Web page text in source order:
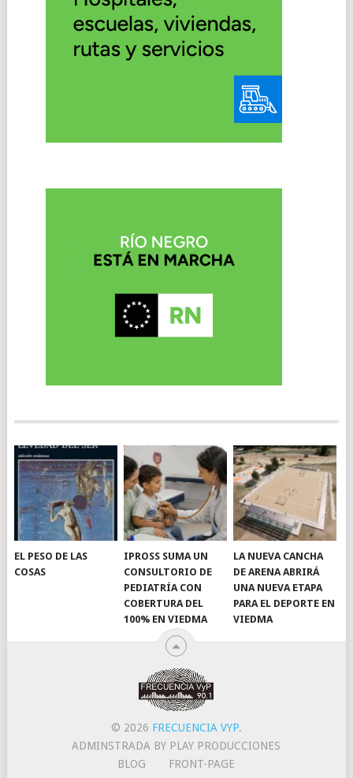
EL PESO DE LAS
COSAS
IPROSS SUMA UN
CONSULTORIO DE
PEDIATRÍA CON
COBERTURA DEL
100% EN VIEDMA
LA NUEVA CANCHA
DE ARENA ABRIRÁ
UNA NUEVA ETAPA
PARA EL DEPORTE EN
VIEDMA
© 2026 FRECUENCIA VYP.
ADMINSTRADA BY PLAY PRODUCCIONES
BLOG
FRONT-PAGE